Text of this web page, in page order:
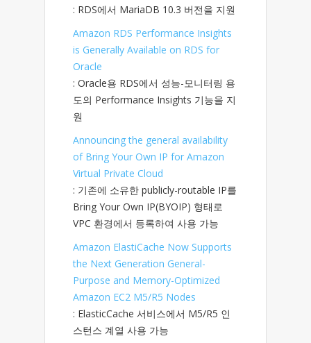
: RDS에서 MariaDB 10.3 버전을 지원
Amazon RDS Performance Insights
is Generally Available on RDS for
Oracle
: Oracle용 RDS에서 성능-모니터링 용
도의 Performance Insights 기능을 지
원
Announcing the general availability
of Bring Your Own IP for Amazon
Virtual Private Cloud
: 기존에 소유한 publicly-routable IP를
Bring Your Own IP(BYOIP) 형태로
VPC 환경에서 등록하여 사용 가능
Amazon ElastiCache Now Supports
the Next Generation General-
Purpose and Memory-Optimized
Amazon EC2 M5/R5 Nodes
: ElasticCache 서비스에서 M5/R5 인
스턴스 계열 사용 가능